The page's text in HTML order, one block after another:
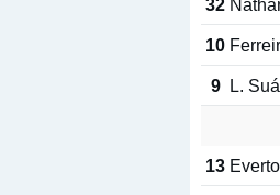
32
10
9 L.
13